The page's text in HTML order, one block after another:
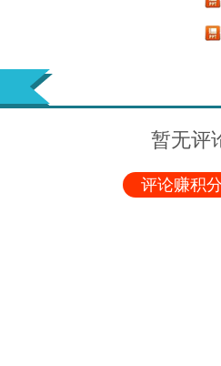
暂无评
评论赚积